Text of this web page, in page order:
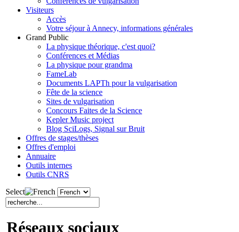
Visiteurs
Accès
Votre séjour à Annecy, informations générales
Grand Public
La physique théorique, c'est quoi?
Conférences et Médias
La physique pour grandma
FameLab
Documents LAPTh pour la vulgarisation
Fête de la science
Sites de vulgarisation
Concours Faites de la Science
Kepler Music project
Blog SciLogs, Signal sur Bruit
Offres de stages/thèses
Offres d'emploi
Annuaire
Outils internes
Outils CNRS
Select
Réseaux sociaux